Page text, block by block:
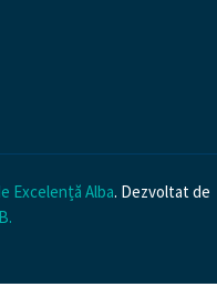
Excelență Alba. Dezvoltat de
.